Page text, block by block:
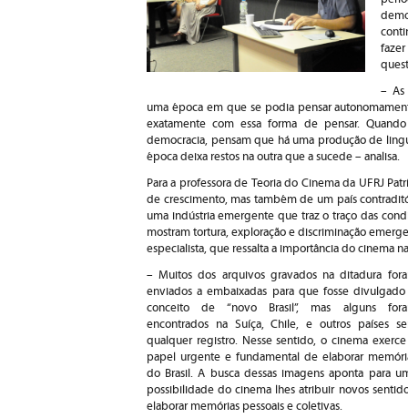
– As
uma época em que se podia pensar
exatamente com essa forma de pensar.
democracia, pensam que há uma produção de
época deixa restos na outra que a sucede – analisa.
Para a professora de Teoria do Cinema da UFRJ
de crescimento, mas também de um país
uma indústria emergente que traz o traço das
mostram tortura, exploração e discriminação
especialista, que ressalta a importância do cinema
– Muitos dos arquivos gravados na ditadura
enviados a embaixadas para que fosse
conceito de “novo Brasil”, mas alguns
encontrados na Suíça, Chile, e outros países
qualquer registro. Nesse sentido, o cinema
papel urgente e fundamental de elaborar
do Brasil. A busca dessas imagens aponta para
possibilidade do cinema lhes atribuir novos
elaborar memórias pessoais e coletivas.